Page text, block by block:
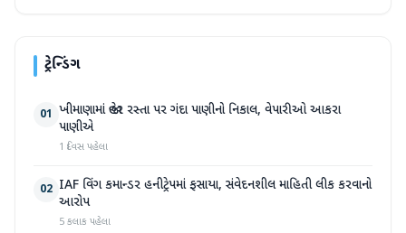
ટ્રેન્ડિંગ
01 ખીમાણામાં જાહેર રસ્તા પર ગંદા પાણીનો નિકાલ, વેપારીઓ આકરા
પાણીએ
1 દિવસ પહેલા
02 IAF વિંગ કમાન્ડર હનીટ્રેપમાં ફસાયા, સંવેદનશીલ માહિતી લીક કરવાનો
આરોપ
5 કલાક પહેલા